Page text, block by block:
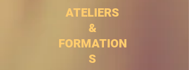
ATELIERS
&
FORMATION
S